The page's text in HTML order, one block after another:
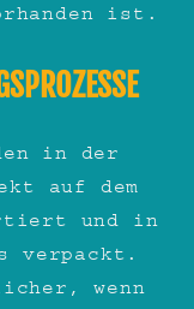
ist.
in der
auf dem
und in
verpackt.
wenn